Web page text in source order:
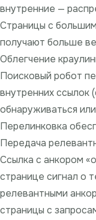
внутренние —
Страницы с
получают больше
Облегчение
Поисковый робот
внутренних ссылок
обнаруживаться
Перелинковка
Передача
Ссылка с анкором
странице сигнал о
релевантными
страницы с